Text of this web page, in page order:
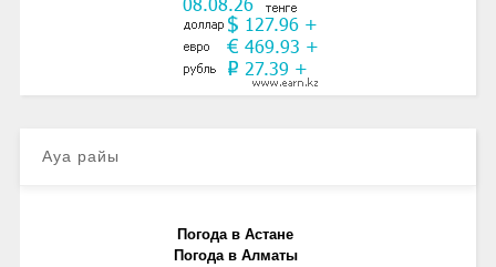
Ауа райы
Погода в Астане
Погода в Алматы